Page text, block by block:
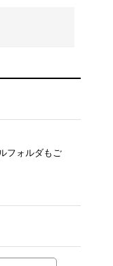
フォルダもご